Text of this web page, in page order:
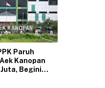
Paruh
Kanopan
Begini